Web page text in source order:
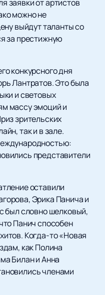
заявки от артистов
можно не
выйдут таланты со
за престижную
конкурсного дня
Лантратов. Это была
и световых
массу эмоций и
зрительских
так и в зале.
представители
оставили
Эрика Панича и
был словно шелковый,
Панич способен
Когда-то «Новая
как Полина
Билан и Анна
членами